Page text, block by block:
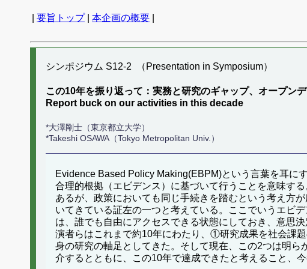
要旨トップ| 本企画の概要
シンポジウム S12-2 （Presentation in Symposium）
この10年を振り返って：実務と研究のギャップ、オープン
Report buck on our activities in this decade
*大澤剛士（東京都立大学）
*Takeshi OSAWA（Tokyo Metropolitan Univ.）
Evidence Based Policy Making(EBPM)という言葉を耳に
合理的根拠（エビデンス）に基づいて行うことを意味す
あるが、政策においても同じ手続きを踏むという考え方
いてきている証左の一つと考えている。ここでいうエビ
は、誰でも自由にアクセスできる状態にしておき、意思
演者らはこれまで約10年にわたり、①研究成果を社会課
身の研究の軸足としてきた。そして現在、この2つは明
介するとともに、この10年で達成できたと考えること、